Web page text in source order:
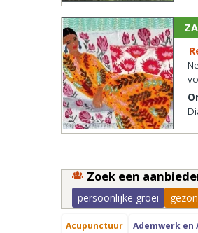
Zoek een
persoonlijke groei
Acupunctuur Ademwerk en